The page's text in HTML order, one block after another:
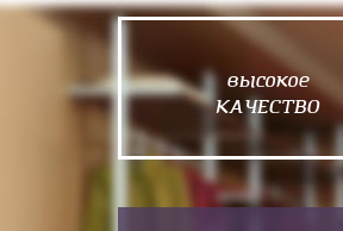
высокое
КАЧЕСТВО